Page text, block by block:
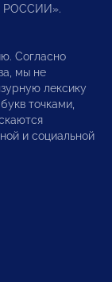
РОССИИ».
Согласно
мы не
лексику
точками,
и социальной